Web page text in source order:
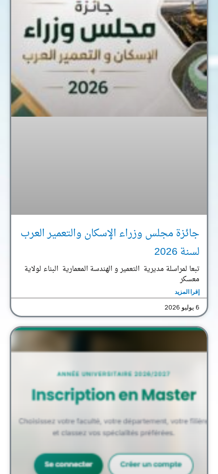
جائزة مجلس وزراء الإسكان والتعمير العرب
لسنة 2026
تبعا لمراسلة مديرية التعمير و الهندسة المعمارية البناء لولاية
معسكر
إقرا المزيد
6 يوليو 2026